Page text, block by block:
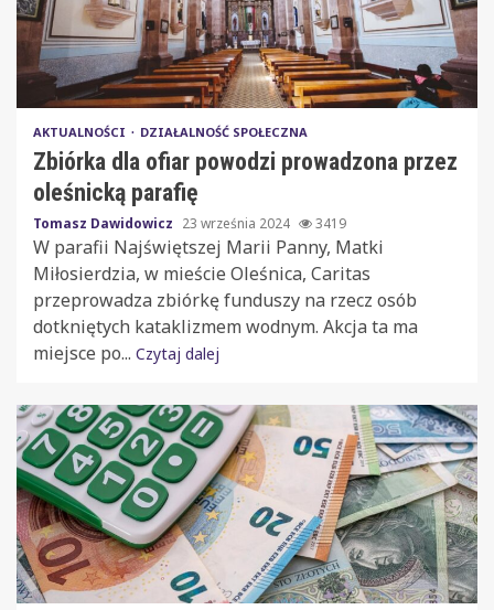
AKTUALNOŚCI DZIAŁALNOŚĆ SPOŁECZNA
Zbiórka dla ofiar powodzi prowadzona przez
oleśnicką parafię
Tomasz Dawidowicz 23 września 2024 3419
W parafii Najświętszej Marii Panny, Matki
Miłosierdzia, w mieście Oleśnica, Caritas
przeprowadza zbiórkę funduszy na rzecz osób
dotkniętych kataklizmem wodnym. Akcja ta ma
miejsce po... Czytaj dalej